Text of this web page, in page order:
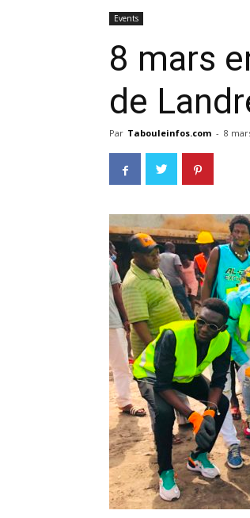
Events
8 mars
de
Par Tabouleinfos.com - 8